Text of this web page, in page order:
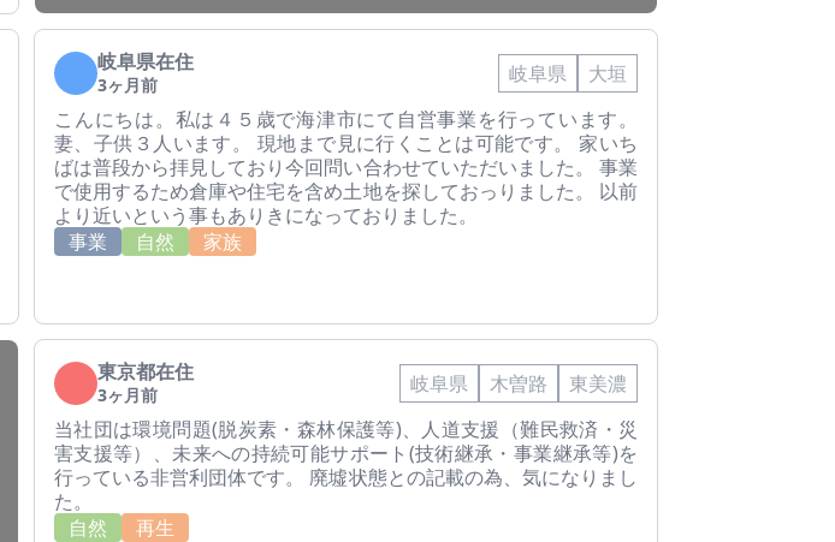
岐阜県在住
3ヶ月前 岐阜県
大垣
こんにちは。私は４５歳で海津市にて自営事業を行っています。
妻、子供３人います。 現地まで見に行くことは可能です。 家いち
ばは普段から拝見しており今回問い合わせていただいました。 事業
で使用するため倉庫や住宅を含め土地を探しておっりました。 以前
より近いという事もありきになっておりました。
事業
自然 家族
東京都在住
3ヶ月前 岐阜県 木曽路
東美濃
当社団は環境問題(脱炭素・森林保護等)、人道支援（難民救済・災
害支援等）、未来への持続可能サポート(技術継承・事業継承等)を
行っている非営利団体です。 廃墟状態との記載の為、気になりまし
た。
自然
再生